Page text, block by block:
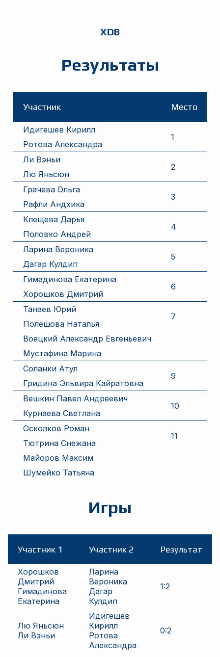
XDB
Результаты
Участник Место
Идигешев Кирилл
1
Ротова Александра
Ли Вэньи
2
Лю Яньсюн
Грачева Ольга
3
Рафли Андхика
Клещева Дарья
4
Половко Андрей
Ларина Вероника
5
Дагар Кулдип
Гимадинова Екатерина
6
Хорошков Дмитрий
Танаев Юрий
7
Полешова Наталья
Воецкий Александр Евгеньевич
Мустафина Марина
Соланки Атул
9
Гридина Эльвира Кайратовна
Вешкин Павел Андреевич
10
Курнаева Светлана
Осколков Роман
11
Тютрина Снежана
Майоров Максим
Шумейко Татьяна
Игры
Участник 1 Участник 2 Результат
Хорошков
Дмитрий
Гимадинова
Екатерина
Ларина
Вероника
Дагар
Кулдип
1:2
Лю Яньсюн
Ли Вэньи
Идигешев
Кирилл
Ротова
Александра
0:2